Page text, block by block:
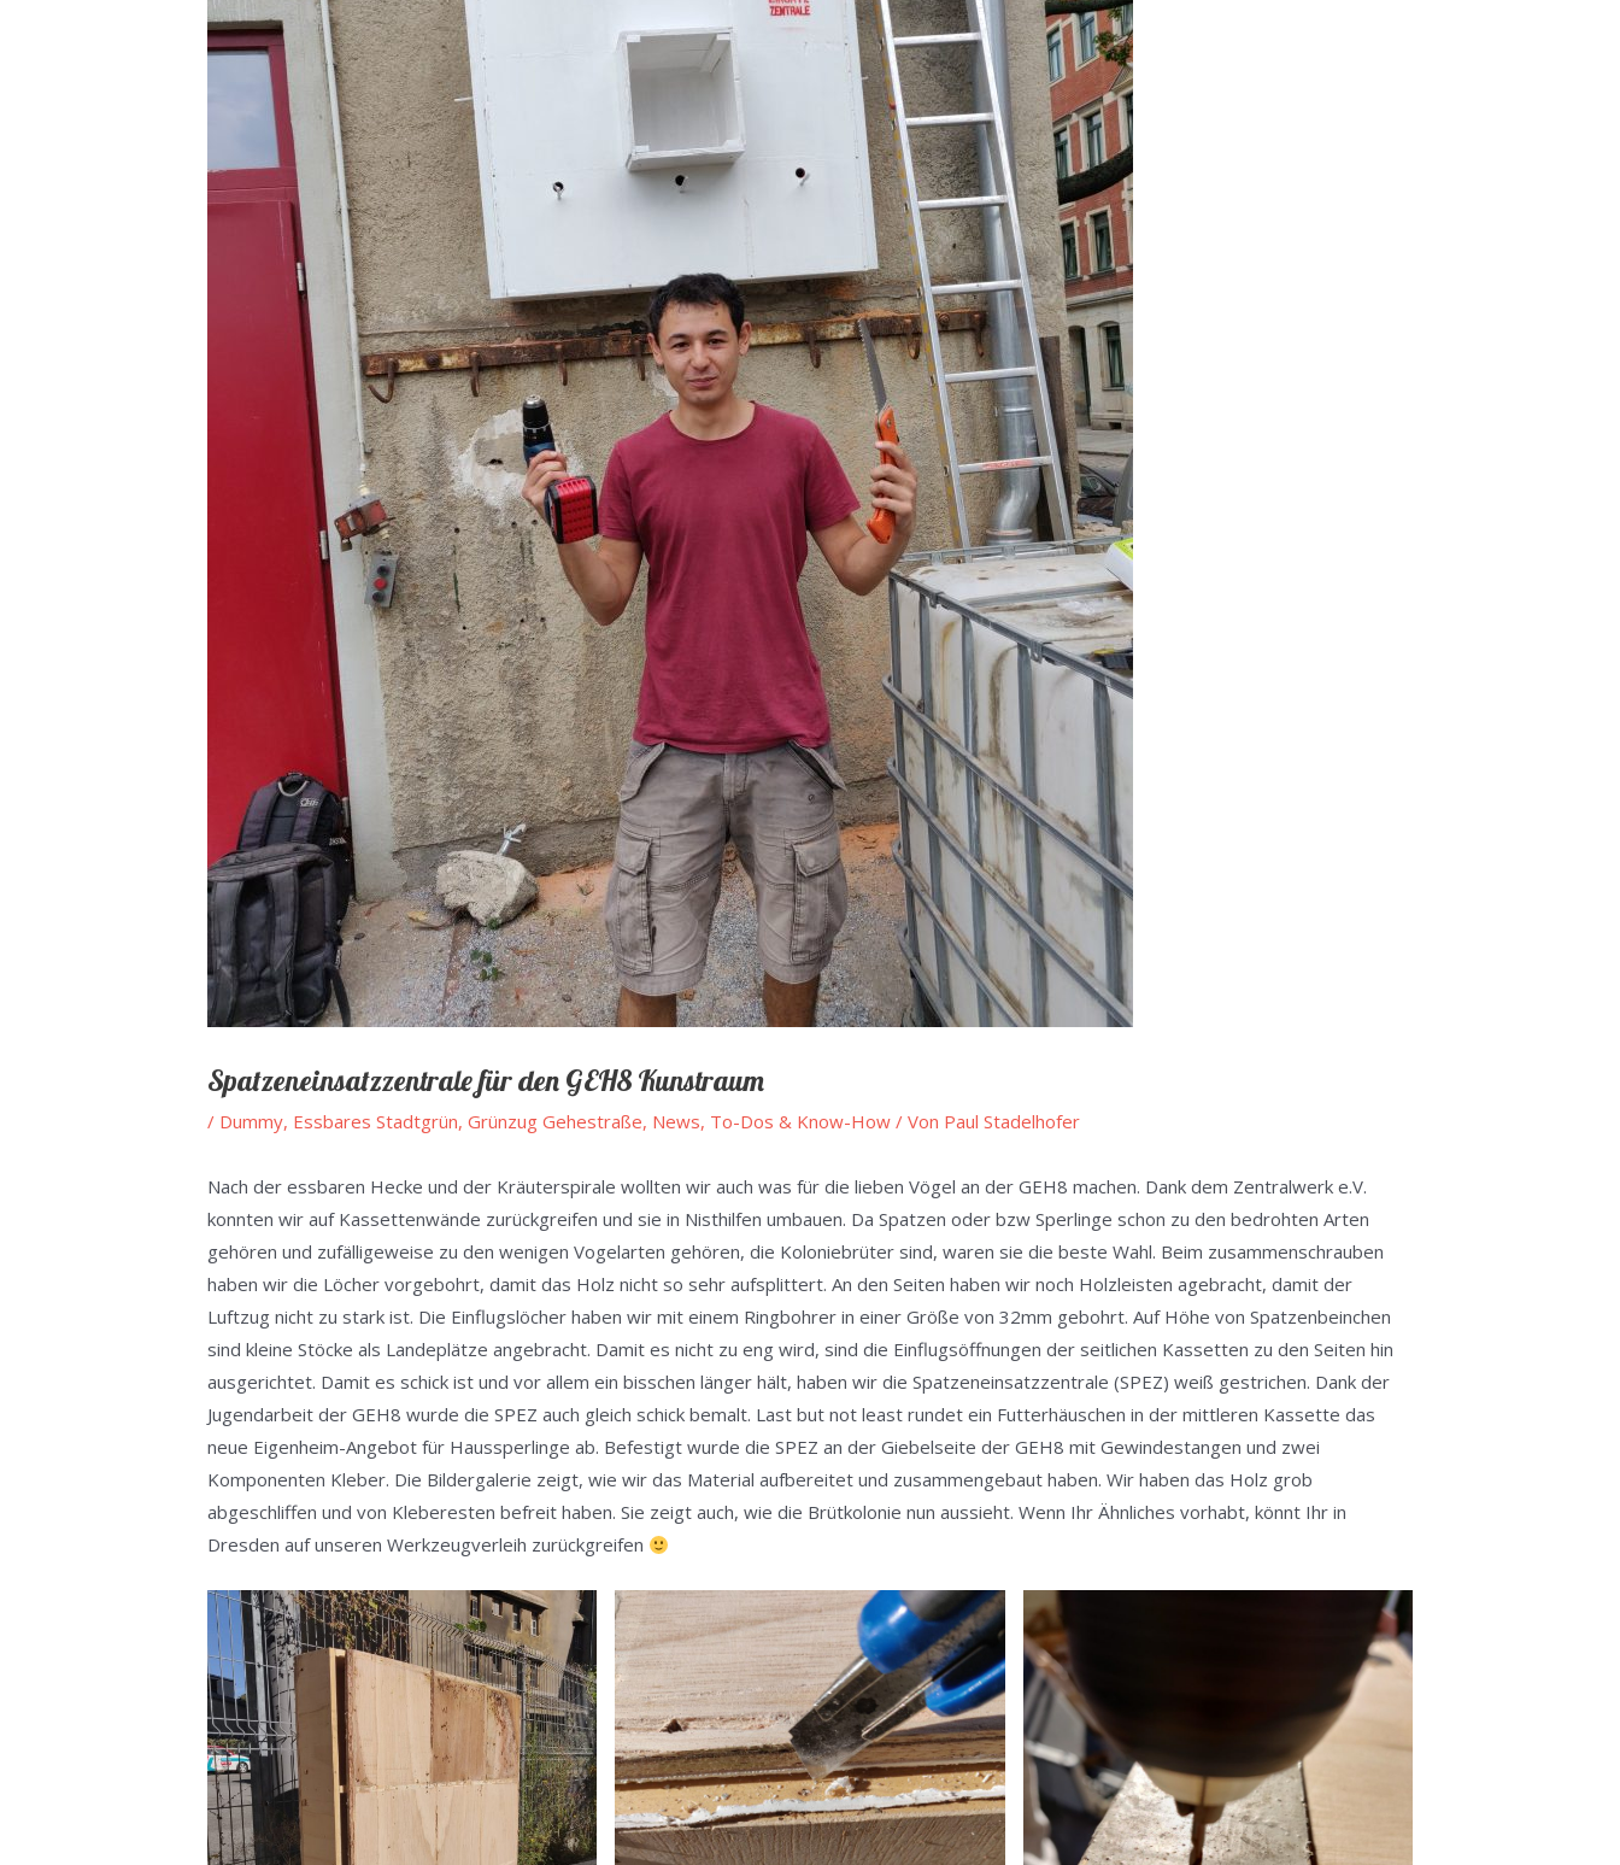
Spatzeneinsatzzentrale für den GEH8 Kunstraum
/ Dummy, Essbares Stadtgrün,Grünzug Gehestraße, News, To-Dos & Know-How / Von Paul Stadelhofer
Nach der essbaren Hecke und der Kräuterspirale wollten wir auch was für die lieben Vögel an der GEH8 machen. Dank dem Zentralwerk e.V.
konnten wir auf Kassettenwände zurückgreifen und sie in Nisthilfen umbauen. Da Spatzen oder bzw Sperlinge schon zu den bedrohten Arten
gehören und zufälligeweise zu den wenigen Vogelarten gehören, die Koloniebrüter sind, waren sie die beste Wahl. Beim zusammenschrauben
haben wir die Löcher vorgebohrt, damit das Holz nicht so sehr aufsplittert. An den Seiten haben wir noch Holzleisten agebracht, damit der
Luftzug nicht zu stark ist. Die Einflugslöcher haben wir mit einem Ringbohrer in einer Größe von 32mm gebohrt. Auf Höhe von Spatzenbeinchen
sind kleine Stöcke als Landeplätze angebracht. Damit es nicht zu eng wird, sind die Einflugsöffnungen der seitlichen Kassetten zu den Seiten hin
ausgerichtet. Damit es schick ist und vor allem ein bisschen länger hält, haben wir die Spatzeneinsatzzentrale (SPEZ) weiß gestrichen. Dank der
Jugendarbeit der GEH8 wurde die SPEZ auch gleich schick bemalt. Last but not least rundet ein Futterhäuschen in der mittleren Kassette das
neue Eigenheim-Angebot für Haussperlinge ab. Befestigt wurde die SPEZ an der Giebelseite der GEH8 mit Gewindestangen und zwei
Komponenten Kleber. Die Bildergalerie zeigt, wie wir das Material aufbereitet und zusammengebaut haben. Wir haben das Holz grob
abgeschliffen und von Kleberesten befreit haben. Sie zeigt auch, wie die Brütkolonie nun aussieht. Wenn Ihr Ähnliches vorhabt, könnt Ihr in
Dresden auf unseren Werkzeugverleih zurückgreifen